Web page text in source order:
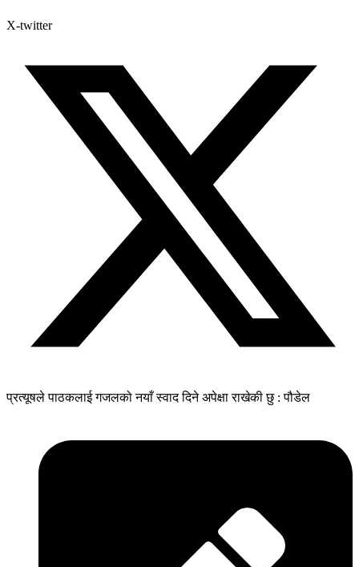
X-twitter
प्रत्यूषले पाठकलाई गजलको नयाँ स्वाद दिने अपेक्षा राखेकी छु : पौडेल